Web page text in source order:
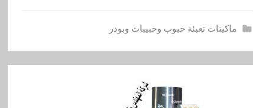
ماكينات تعبئة حبوب وحبيبات وبودر